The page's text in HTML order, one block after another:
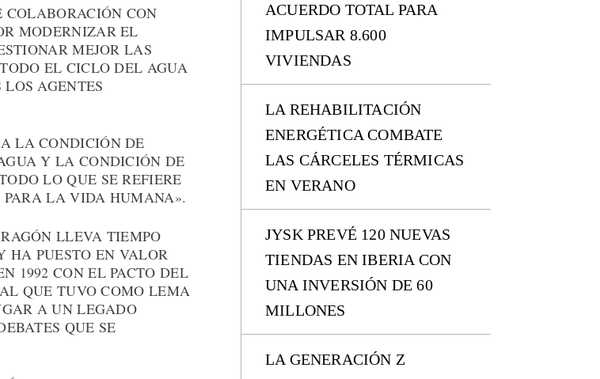
CON
MODERNIZAR EL
MEJOR LAS
EL CICLO DEL AGUA
AGENTES
LA CONDICIÓN DE
Y LA CONDICIÓN DE
LO QUE SE REFIERE
PARA LA VIDA HUMANA».
LLEVA TIEMPO
HA PUESTO EN VALOR
1992 CON EL PACTO DEL
QUE TUVO COMO LEMA
A UN LEGADO
QUE SE
ACUERDO TOTAL PARA
IMPULSAR 8.600
VIVIENDAS
LA REHABILITACIÓN
ENERGÉTICA COMBATE
LAS CÁRCELES TÉRMICAS
EN VERANO
JYSK PREVÉ 120 NUEVAS
TIENDAS EN IBERIA CON
UNA INVERSIÓN DE 60
MILLONES
LA GENERACIÓN Z